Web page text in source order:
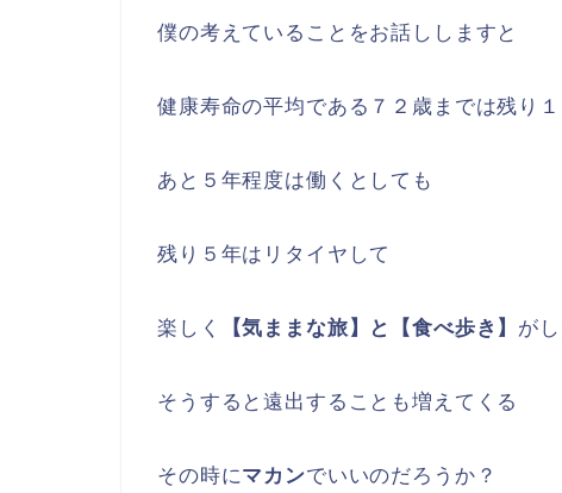
僕の考えていることをお話ししますと
健康寿命の平均である７２歳までは残り
あと５年程度は働くとしても
残り５年はリタイヤして
楽しく 【気ままな旅】と【食べ歩き】 が
そうすると遠出することも増えてくる
その時にマカンでいいのだろうか？